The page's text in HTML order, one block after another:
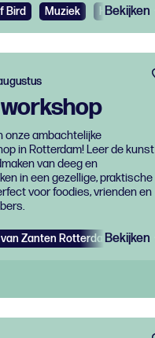
Bird Muziek Hiphop
Bekijken
onze ambachtelijke
in Rotterdam! Leer de kunst
van deeg en
in een gezellige, praktische
voor foodies, vrienden en
Zanten Rotterdam West
Bekijken